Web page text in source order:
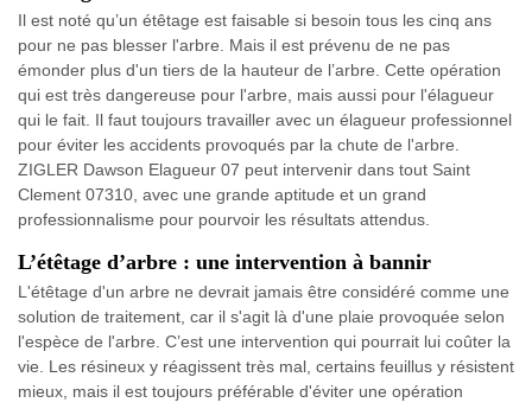
Il est noté qu’un étêtage est faisable si besoin tous les cinq ans
pour ne pas blesser l'arbre. Mais il est prévenu de ne pas
émonder plus d'un tiers de la hauteur de l’arbre. Cette opération
qui est très dangereuse pour l'arbre, mais aussi pour l'élagueur
qui le fait. Il faut toujours travailler avec un élagueur professionnel
pour éviter les accidents provoqués par la chute de l'arbre.
ZIGLER Dawson Elagueur 07 peut intervenir dans tout Saint
Clement 07310, avec une grande aptitude et un grand
professionnalisme pour pourvoir les résultats attendus.
L’étêtage d’arbre : une intervention à bannir
L'étêtage d'un arbre ne devrait jamais être considéré comme une
solution de traitement, car il s'agit là d'une plaie provoquée selon
l'espèce de l'arbre. C’est une intervention qui pourrait lui coûter la
vie. Les résineux y réagissent très mal, certains feuillus y résistent
mieux, mais il est toujours préférable d'éviter une opération